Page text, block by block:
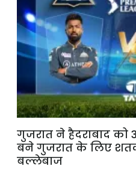
गुजरात ने हैदराबाद को
बने गुजरात के लिए
बल्लेबाज